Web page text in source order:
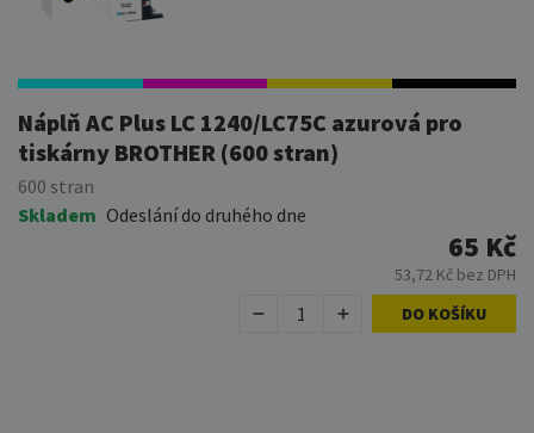
Náplň AC Plus LC 1240/LC75C azurová pro
tiskárny BROTHER (600 stran)
600 stran
Skladem Odeslání do druhého dne
65 Kč
53,72 Kč bez DPH
DO KOŠÍKU